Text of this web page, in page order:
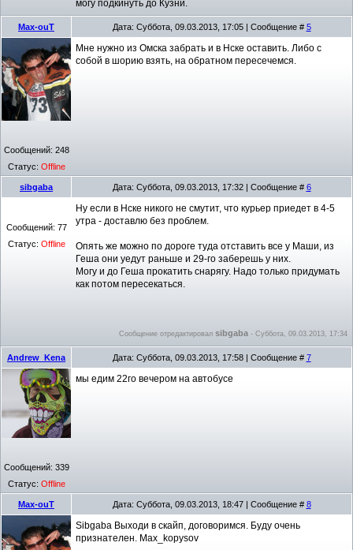
могу подкинуть до Кузни.
Max-ouT Дата: Суббота, 09.03.2013, 17:05 | Сообщение # 5
Сообщений: 248
Статус: Offline
Мне нужно из Омска забрать и в Нске оставить. Либо с
собой в шорию взять, на обратном пересечемся.
sibgaba Дата: Суббота, 09.03.2013, 17:32 | Сообщение # 6
Сообщений: 77
Статус: Offline
Ну если в Нске никого не смутит, что курьер приедет в 4-5
утра - доставлю без проблем.
Опять же можно по дороге туда отставить все у Маши, из
Геша они уедут раньше и 29-го заберешь у них.
Могу и до Геша прокатить снарягу. Надо только придумать
как потом пересекаться.
Сообщение отредактировал sibgaba - Суббота, 09.03.2013, 17:34
Andrew_Kena Дата: Суббота, 09.03.2013, 17:58 | Сообщение # 7
Сообщений: 339
Статус: Offline
мы едим 22го вечером на автобусе
Max-ouT Дата: Суббота, 09.03.2013, 18:47 | Сообщение # 8
Sibgaba Выходи в скайп, договоримся. Буду очень
признателен. Max_kopysov